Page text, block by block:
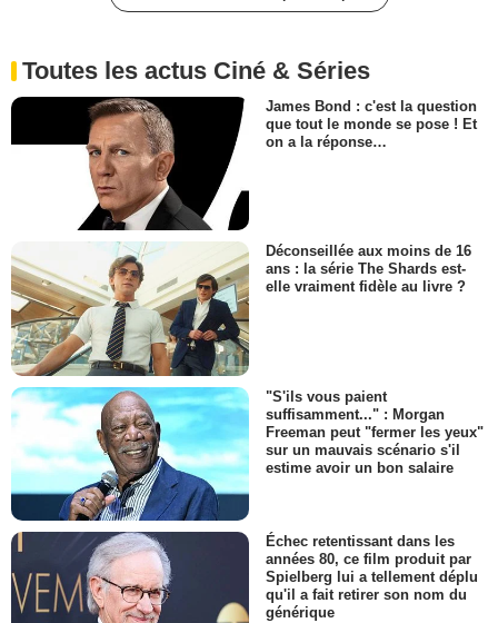
Toutes les actus Ciné & Séries
James Bond : c'est la question
que tout le monde se pose ! Et
on a la réponse…
Déconseillée aux moins de 16
ans : la série The Shards est-
elle vraiment fidèle au livre ?
"S'ils vous paient
suffisamment..." : Morgan
Freeman peut "fermer les yeux"
sur un mauvais scénario s'il
estime avoir un bon salaire
Échec retentissant dans les
années 80, ce film produit par
Spielberg lui a tellement déplu
qu'il a fait retirer son nom du
générique